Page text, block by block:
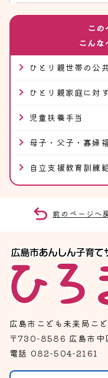
こ
こん
ひとり親世帯の公
ひとり親家庭に対
児童扶養手当
母子・父子・寡婦
自立支援教育訓練
前のページへ
広島市こども未来局こ
〒730-8586 広島市中
電話 082-504-2161